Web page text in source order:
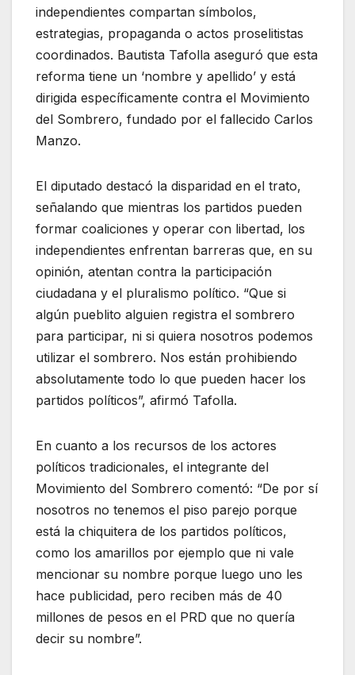
independientes compartan símbolos,
estrategias, propaganda o actos proselitistas
coordinados. Bautista Tafolla aseguró que esta
reforma tiene un ‘nombre y apellido’ y está
dirigida específicamente contra el Movimiento
del Sombrero, fundado por el fallecido Carlos
Manzo.
El diputado destacó la disparidad en el trato,
señalando que mientras los partidos pueden
formar coaliciones y operar con libertad, los
independientes enfrentan barreras que, en su
opinión, atentan contra la participación
ciudadana y el pluralismo político. “Que si
algún pueblito alguien registra el sombrero
para participar, ni si quiera nosotros podemos
utilizar el sombrero. Nos están prohibiendo
absolutamente todo lo que pueden hacer los
partidos políticos”, afirmó Tafolla.
En cuanto a los recursos de los actores
políticos tradicionales, el integrante del
Movimiento del Sombrero comentó: “De por sí
nosotros no tenemos el piso parejo porque
está la chiquitera de los partidos políticos,
como los amarillos por ejemplo que ni vale
mencionar su nombre porque luego uno les
hace publicidad, pero reciben más de 40
millones de pesos en el PRD que no quería
decir su nombre”.